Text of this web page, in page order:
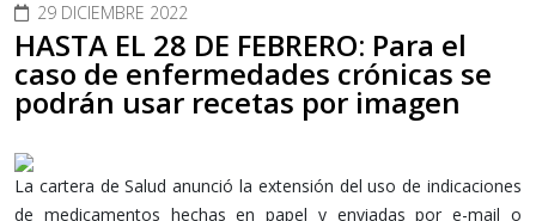
29 DICIEMBRE 2022
HASTA EL 28 DE FEBRERO: Para el
caso de enfermedades crónicas se
podrán usar recetas por imagen
La cartera de Salud anunció la extensión del uso de indicaciones
de medicamentos hechas en papel y enviadas por e-mail o